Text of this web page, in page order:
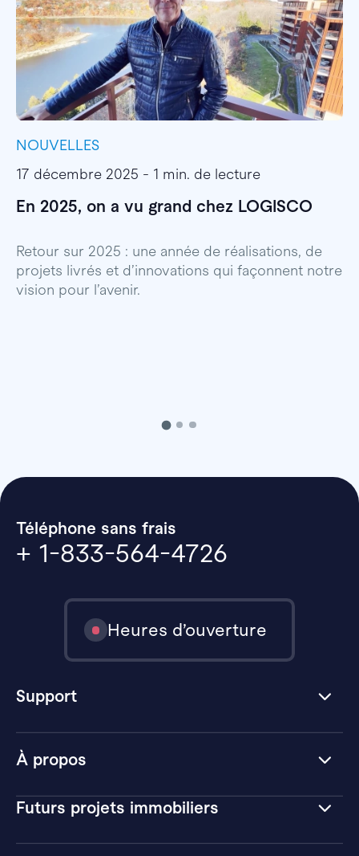
NOUVELLES
17 décembre 2025 - 1 min. de lecture
En 2025, on a vu grand chez LOGISCO
Retour sur 2025 : une année de réalisations, de
projets livrés et d’innovations qui façonnent notre
vision pour l’avenir.
À propos
Futurs projets immobiliers
Téléphone sans frais
+ 1-833-564-4726
Heures d’ouverture
Support